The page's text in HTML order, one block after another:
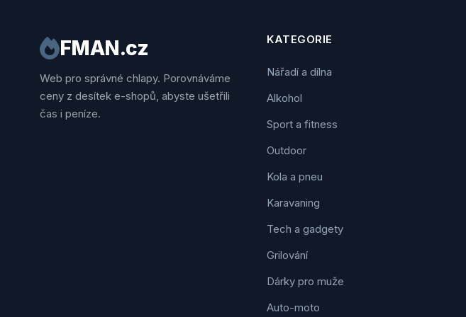
FMAN.cz
Web pro správné chlapy. Porovnáváme
ceny z desítek e-shopů, abyste ušetřili
čas i peníze.
KATEGORIE
Nářadí a dílna
Alkohol
Sport a fitness
Outdoor
Kola a pneu
Karavaning
Tech a gadgety
Grilování
Dárky pro muže
Auto-moto